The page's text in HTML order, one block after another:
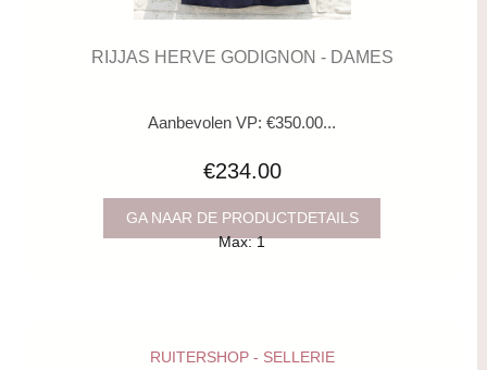
RIJJAS HERVE GODIGNON - DAMES
Aanbevolen VP: €350.00...
€234.00
GA NAAR DE PRODUCTDETAILS
Max: 1
RUITERSHOP - SELLERIE